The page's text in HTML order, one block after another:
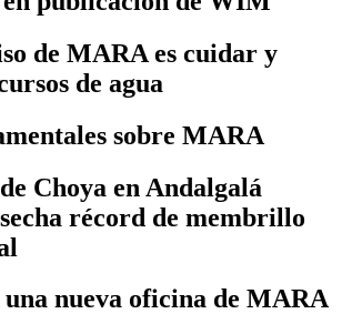
de MARA es cuidar y
de agua
sobre MARA
Choya en Andalgalá
récord de membrillo
nueva oficina de MARA